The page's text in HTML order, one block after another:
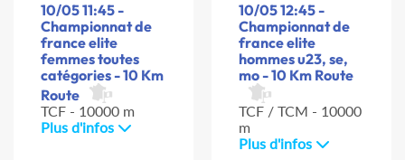
10/05 11:45 -
Championnat de
france elite
femmes toutes
catégories - 10 Km
Route
TCF - 10000 m
Plus d'infos
10/05 12:45 -
Championnat de
france elite
hommes u23, se,
mo - 10 Km Route
TCF / TCM - 10000
m
Plus d'infos